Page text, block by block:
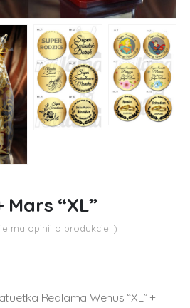
Mars “XL”
ma opinii o produkcie. )
Redlama Wenus “XL” +